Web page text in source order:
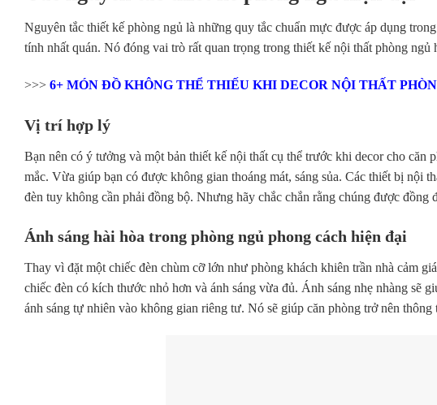
Nguyên tắc thiết kế phòng ngủ là những quy tắc chuẩn mực được áp dụng
tính nhất quán. Nó đóng vai trò rất quan trọng trong thiết kế nội thất phòng ngủ
>>> 6+ MÓN ĐỒ KHÔNG THỂ THIẾU KHI DECOR NỘI THẤT
Vị trí hợp lý
Bạn nên có ý tưởng và một bản thiết kế nội thất cụ thể trước khi decor cho
mắc. Vừa giúp bạn có được không gian thoáng mát, sáng sủa. Các thiết bị nội
đèn tuy không cần phải đồng bộ. Nhưng hãy chắc chắn rằng chúng được đồng
Ánh sáng hài hòa trong phòng ngủ phong cách hiện đại
Thay vì đặt một chiếc đèn chùm cỡ lớn như phòng khách khiên trần nhà cảm
chiếc đèn có kích thước nhỏ hơn và ánh sáng vừa đủ. Ánh sáng nhẹ nhàng sẽ
ánh sáng tự nhiên vào không gian riêng tư. Nó sẽ giúp căn phòng trở nên thông